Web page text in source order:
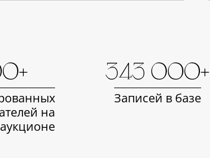
на
аукционе
343 000+
Записей в базе